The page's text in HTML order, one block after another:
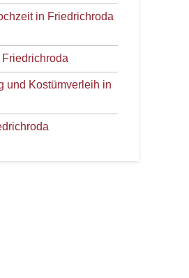
in Friedrichroda
und Kostümverleih in